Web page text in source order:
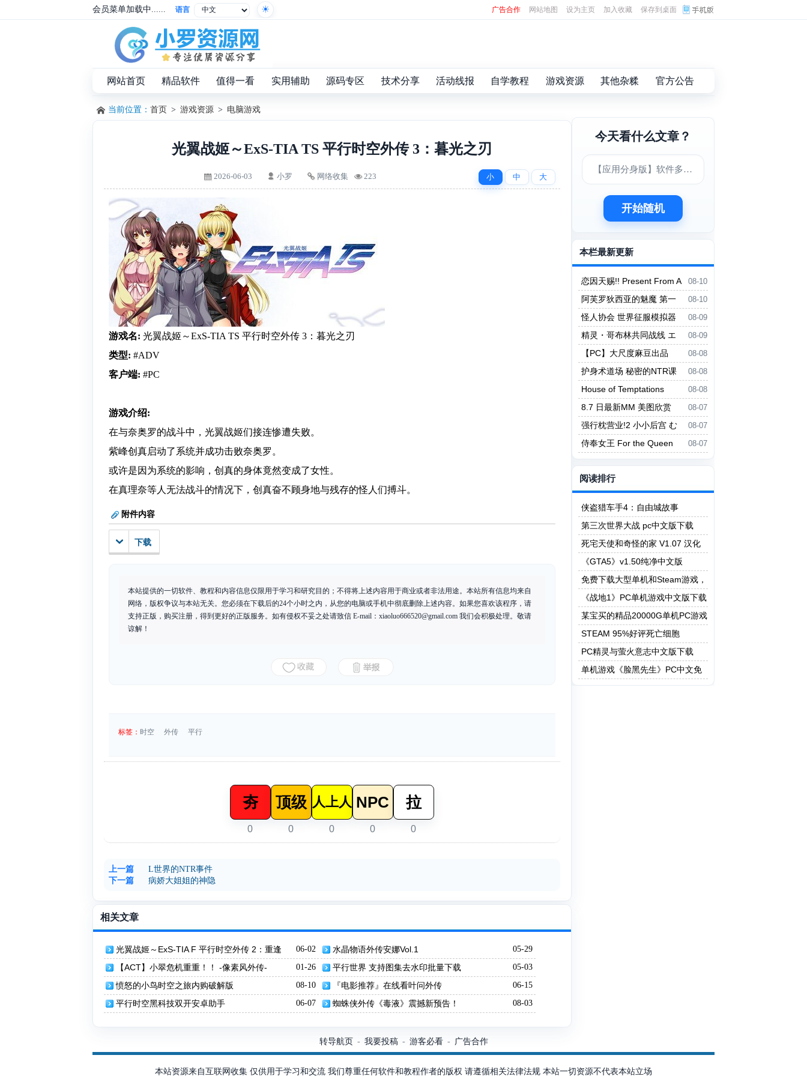
会员菜单加载中...... 语言 广告合作 网站地图 设为主页 加入收藏 保存到桌面
网站首页 精品软件 值得一看 实用辅助 源码专区 技术分享 活动线报 自学教程 游戏资源 其他杂糅 官方公告
当前位置： 首页 > 游戏资源 > 电脑游戏
光翼战姬～ExS-TIA TS 平行时空外传 3：暮光之刃
小 中 大
2026-06-03 小罗 网络收集 223
游戏名: 光翼战姬～ExS-TIA TS 平行时空外传 3：暮光之刃
类型: #ADV
客户端: #PC
游戏介绍:
在与奈奥罗的战斗中，光翼战姬们接连惨遭失败。
紫峰创真启动了系统并成功击败奈奥罗。
或许是因为系统的影响，创真的身体竟然变成了女性。
在真理奈等人无法战斗的情况下，创真奋不顾身地与残存的怪人们搏斗。
附件内容
下载
本站提供的一切软件、教程和内容信息仅限用于学习和研究目的；不得将上述内容用于商业或者非法用途。本站所有信息均来自
网络，版权争议与本站无关。您必须在下载后的24个小时之内，从您的电脑或手机中彻底删除上述内容。如果您喜欢该程序，请
支持正版，购买注册，得到更好的正版服务。如有侵权不妥之处请致信 E-mail： xiaoluo666520@gmail.com 我们会积极处理。敬请
谅解！
标签： 时空 外传 平行
夯
0
顶级
0
人上人
0
NPC
0
拉
0
上一篇
L世界的NTR事件
下一篇
病娇大姐姐的神隐
相关文章
06-02
光翼战姬～ExS-TIA F 平行时空外传 2：重逢 05-29
水晶物语外传安娜Vol.1
01-26
【ACT】小翠危机重重！！ -像素风外传- 05-03
平行世界 支持图集去水印批量下载
08-10
愤怒的小鸟时空之旅内购破解版 06-15
『电影推荐』在线看叶问外传
06-07
平行时空黑科技双开安卓助手 08-03
蜘蛛侠外传《毒液》震撼新预告！
今天看什么文章？
【应用分身版】软件多开工具 解锁会员功能
开始随机
本栏最新更新
08-10
恋因天赐!! Present From A
ngel
08-10
阿芙罗狄西亚的魅魔 第一
章：亚子初次拥抱
08-09
怪人协会 世界征服模拟器
怪人協会 世界征服シミュレータ
ー
08-09
精灵・哥布林共同战线 エ
ルフ・ゴブリン統一戦線
08-08
【PC】大尺度麻豆出品
《爱的初体验》PC正式版 v2512
27 激情爱恋的真人互动游戏【1
6.3GB】
08-08
护身术道场 秘密的NTR课
程 護身術道場 秘密のNTRレッス
ン
08-08
House of Temptations
08-07
8.7 日最新MM 美图欣赏
08-07
强行枕营业!2 小小后宫 む
りヤリ枕営業！2 ちっちゃなハー
レム
08-07
侍奉女王 For the Queen
阅读排行
侠盗猎车手4：自由城故事
第三次世界大战 pc中文版下载
死宅天使和奇怪的家 V1.07 汉化
作弊版
《GTA5》v1.50纯净中文版
免费下载大型单机和Steam游戏，
5208G资源一键快速下载
《战地1》PC单机游戏中文版下载
某宝买的精品20000G单机PC游戏
STEAM 95%好评死亡细胞
PC精灵与萤火意志中文版下载
单机游戏《脸黑先生》PC中文免
安装下载
转导航页 - 我要投稿- 游客必看- 广告合作
本站资源来自互联网收集 仅供用于学习和交流 我们尊重任何软件和教程作者的版权 请遵循相关法律法规 本站一切资源不代表本站立场